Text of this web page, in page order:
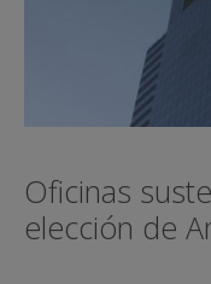
Oficinas
elección de